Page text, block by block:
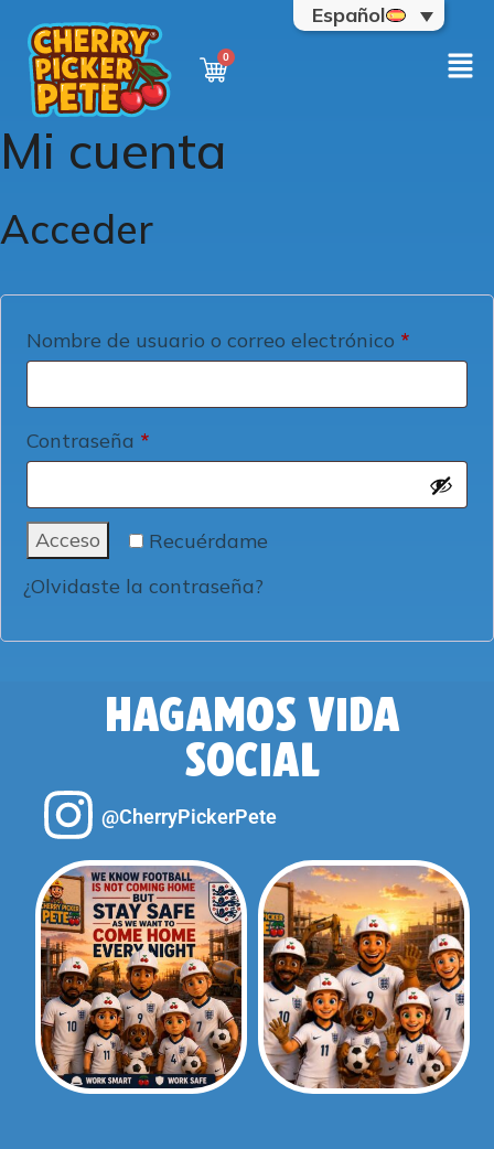
Español
Mi cuenta
Acceder
Nombre de usuario o correo electrónico *
Contraseña *
Recuérdame
Acceso
¿Olvidaste la contraseña?
HAGAMOS VIDA
SOCIAL
@CherryPickerPete